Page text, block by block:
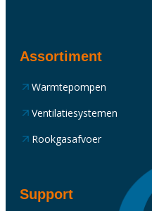
Assortiment
Warmtepompen
Ventilatiesystemen
Rookgasafvoer
Support